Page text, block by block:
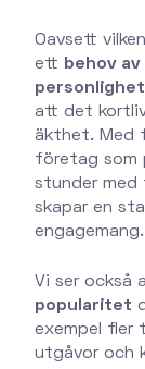
Oavsett
ett
behov
personlighet
att det
äkthet. Med
företag som
stunder med
skapar en
engagemang.
Vi ser också
popularitet
exempel fler
utgåvor och